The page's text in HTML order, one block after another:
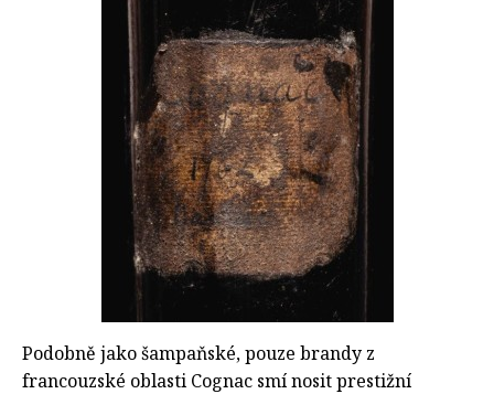
Podobně jako šampaňské, pouze brandy z
francouzské oblasti Cognac smí nosit prestižní